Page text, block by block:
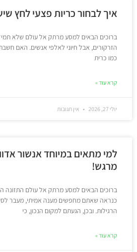
איך לבחור כריות פצעי לחץ
ברוכים הבאים למסע מרתק אל עולם שלא תמיד
הזרקורים, אבל חיוני לאלפי אנשים. האם
כמו כרית
קרא עוד »
יולי 27, 2026 אין תגובות
למי מתאים במיוחד אנשור
מרגש!
ברוכים הבאים למסע מרתק אל עולם התזונה
כנראה שאתם מחפשים מענה אמיתי, מעבר
הרגילות. ובכן, הגעתם למקום הנכון, כי
קרא עוד »